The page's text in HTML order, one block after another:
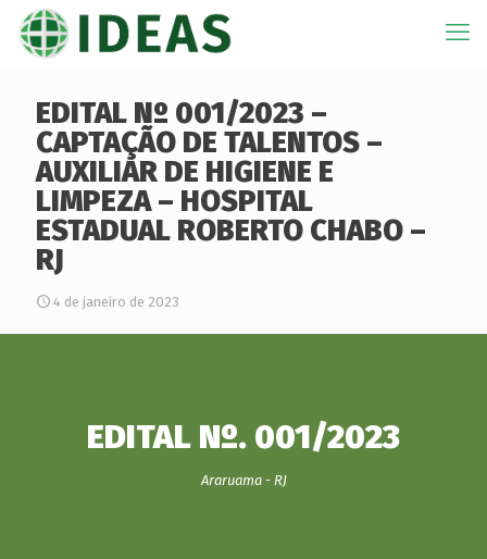
EDITAL Nº 001/2023 –
CAPTAÇÃO DE TALENTOS –
AUXILIAR DE HIGIENE E
LIMPEZA – HOSPITAL
ESTADUAL ROBERTO CHABO –
RJ
4 de janeiro de 2023
EDITAL Nº. 001/2023
Araruama - RJ